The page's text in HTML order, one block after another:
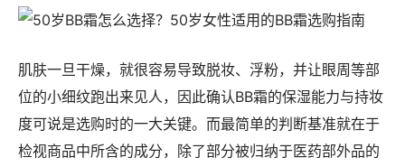
肌肤一旦干燥，就很容易导致脱妆、浮粉，并让眼周等部
位的小细纹跑出来见人，因此确认BB霜的保湿能力与持妆
度可说是选购时的一大关键。而最简单的判断基准就在于
检视商品中所含的成分，除了部分被归纳于医药部外品的